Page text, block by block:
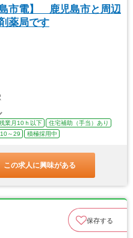
島市電】 鹿児島市と周辺
薬局です
業月10ｈ以下
住宅補助（手当）あり
～29 積極採用中
この求人に興味がある
保存する